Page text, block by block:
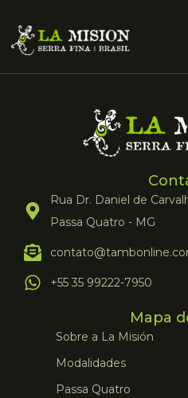
Rua Dr. Daniel de
Passa Quatro - MG
+55 35 99222-7950
Mapa
Sobre a La Misión
Modalidades
Passa Quatro